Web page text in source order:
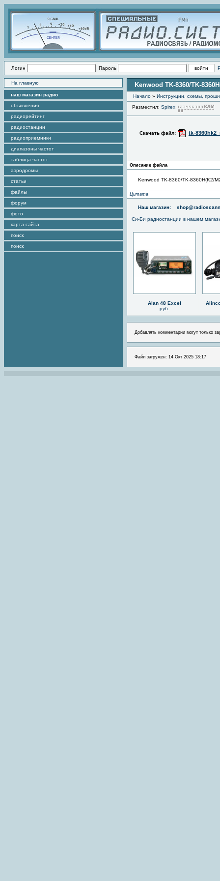
Логин Пароль
На главную
наш магазин радио
объявления
радиорейтинг
радиостанции
радиоприемники
диапазоны частот
таблица частот
аэродромы
статьи
файлы
форум
фото
карта сайта
поиск
поиск
Kenwood TK-8360/TK-
Начало » Инструкции, схемы,
Разместил: Spirex
Скачать файл: tk-
Описание файла
Kenwood TK-8360/TK-8360H(K2/
Цитата
Наш магазин:
Си-Би радиостанции в нашем
Alan 48 Excel
руб.
Добавлять комментарии могут только
Файл загружен: 14 Окт 2025 18:17